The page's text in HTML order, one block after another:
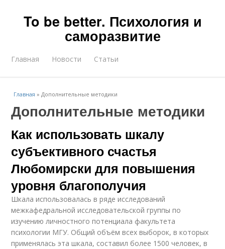
To be better. Психология и
саморазвитие
Главная Новости Статьи
Главная »Дополнительные методики
Дополнительные методики
Как использовать шкалу
субъективного счастья
Любомирски для повышения
уровня благополучия
Шкала использовалась в ряде исследований
межкафедральной исследовательской группы по
изучению личностного потенциала факультета
психологии МГУ. Общий объём всех выборок, в которых
применялась эта шкала, составил более 1500 человек, в